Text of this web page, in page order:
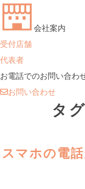
会社案内
受付店舗
代表者
お電話でのお問い合わ
お問い合わせ
タ
スマホの電